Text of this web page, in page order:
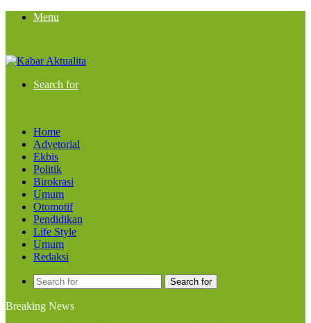
Menu
Search for
Home
Advetorial
Ekbis
Politik
Birokrasi
Umum
Otomotif
Pendidikan
Life Style
Umum
Redaksi
Search for
Breaking News